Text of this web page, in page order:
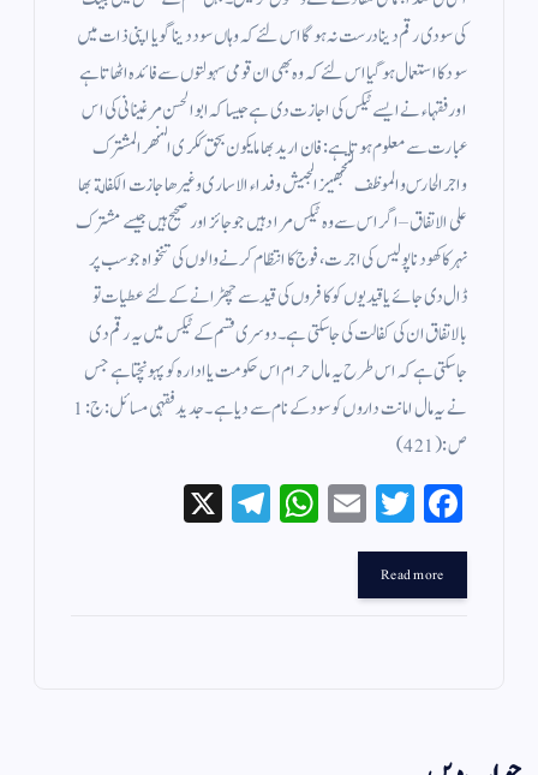
کی سودی رقم دینا درست نہ ہو گا اس لئے کہ وہاں سود دینا گویا اپنی ذات میں
سود کا استعمال ہوگیا اس لئے کہ وہ بھی ان قومی سہولتوں سے فائدہ اٹھاتا ہے
اور فقہاء نے ایسے ٹیکس کی اجازت دی ہے جیسا کہ ابوالحسن مرغینانی کی اس
عبارت سے معلوم ہوتا ہے : فان اريد بها ما يكون بحق ككرى النهر المشترك
واجر الحارس والموظف لتجهيز الجيش وفداء الاسارى وغيرها جازت الكفالة بها
على الاتفاق – اگر اس سے وہ ٹیکس مراد ہیں جو جائز اور صحیح ہیں جیسے مشترک
نہر کا کھودنا پولیس کی اجرت ، فوج کا انتظام کرنے والوں کی تنخواہ جو سب پر
ڈال دی جائے یا قیدیوں کو کافروں کی قید سے چھڑانے کے لئے عطیات تو
بالاتفاق ان کی کفالت کی جا سکتی ہے ۔ دوسری قسم کے ٹیکس میں یہ رقم دی
جاسکتی ہے کہ اس طرح یہ مال حرام اس حکومت یا ادارہ کو پہونچتا ہے جس
نے یہ مال امانت داروں کو سود کے نام سے دیا ہے ۔ جدید فقہی مسائل : ج : 1
ص: (421 )
Fa
ce
bo
ok
T
wi
r
E
m
W
ha
Te
le
Read more